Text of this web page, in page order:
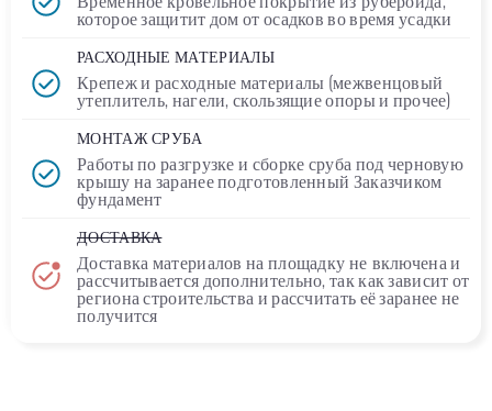
которое защитит дом от осадков во время усадки
РАСХОДНЫЕ МАТЕРИАЛЫ
Крепеж и расходные материалы (межвенцовый
утеплитель, нагели, скользящие опоры и прочее)
МОНТАЖ СРУБА
Работы по разгрузке и сборке сруба под черновую
крышу на заранее подготовленный Заказчиком
фундамент
ДОСТАВКА
Доставка материалов на площадкуне включенаи
рассчитывается дополнительно, так как зависит от
региона строительства и рассчитать её заранее не
получится